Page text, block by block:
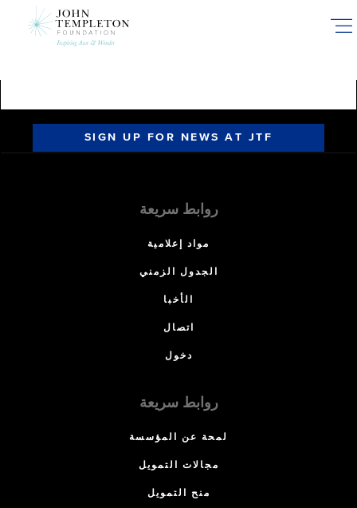
SIGN UP FOR NEWS AT JTF
روابط سريعة
مواد إعلامية
الجدول الزمني
الأخبا
اتصال
دخول
روابط سريعة
لمحة عن المؤسسة
مجالات التمويل
منح التمويل